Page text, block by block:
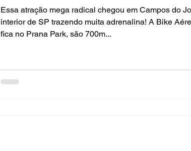
Essa atração mega radical chegou em Campos do
interior de SP trazendo muita adrenalina! A Bike
fica no Prana Park, são 700m...